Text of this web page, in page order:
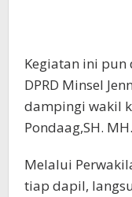
Kegiatan ini pun
DPRD Minsel
dampingi wakil
Pondaag,SH. MH.
Melalui
tiap dapil,